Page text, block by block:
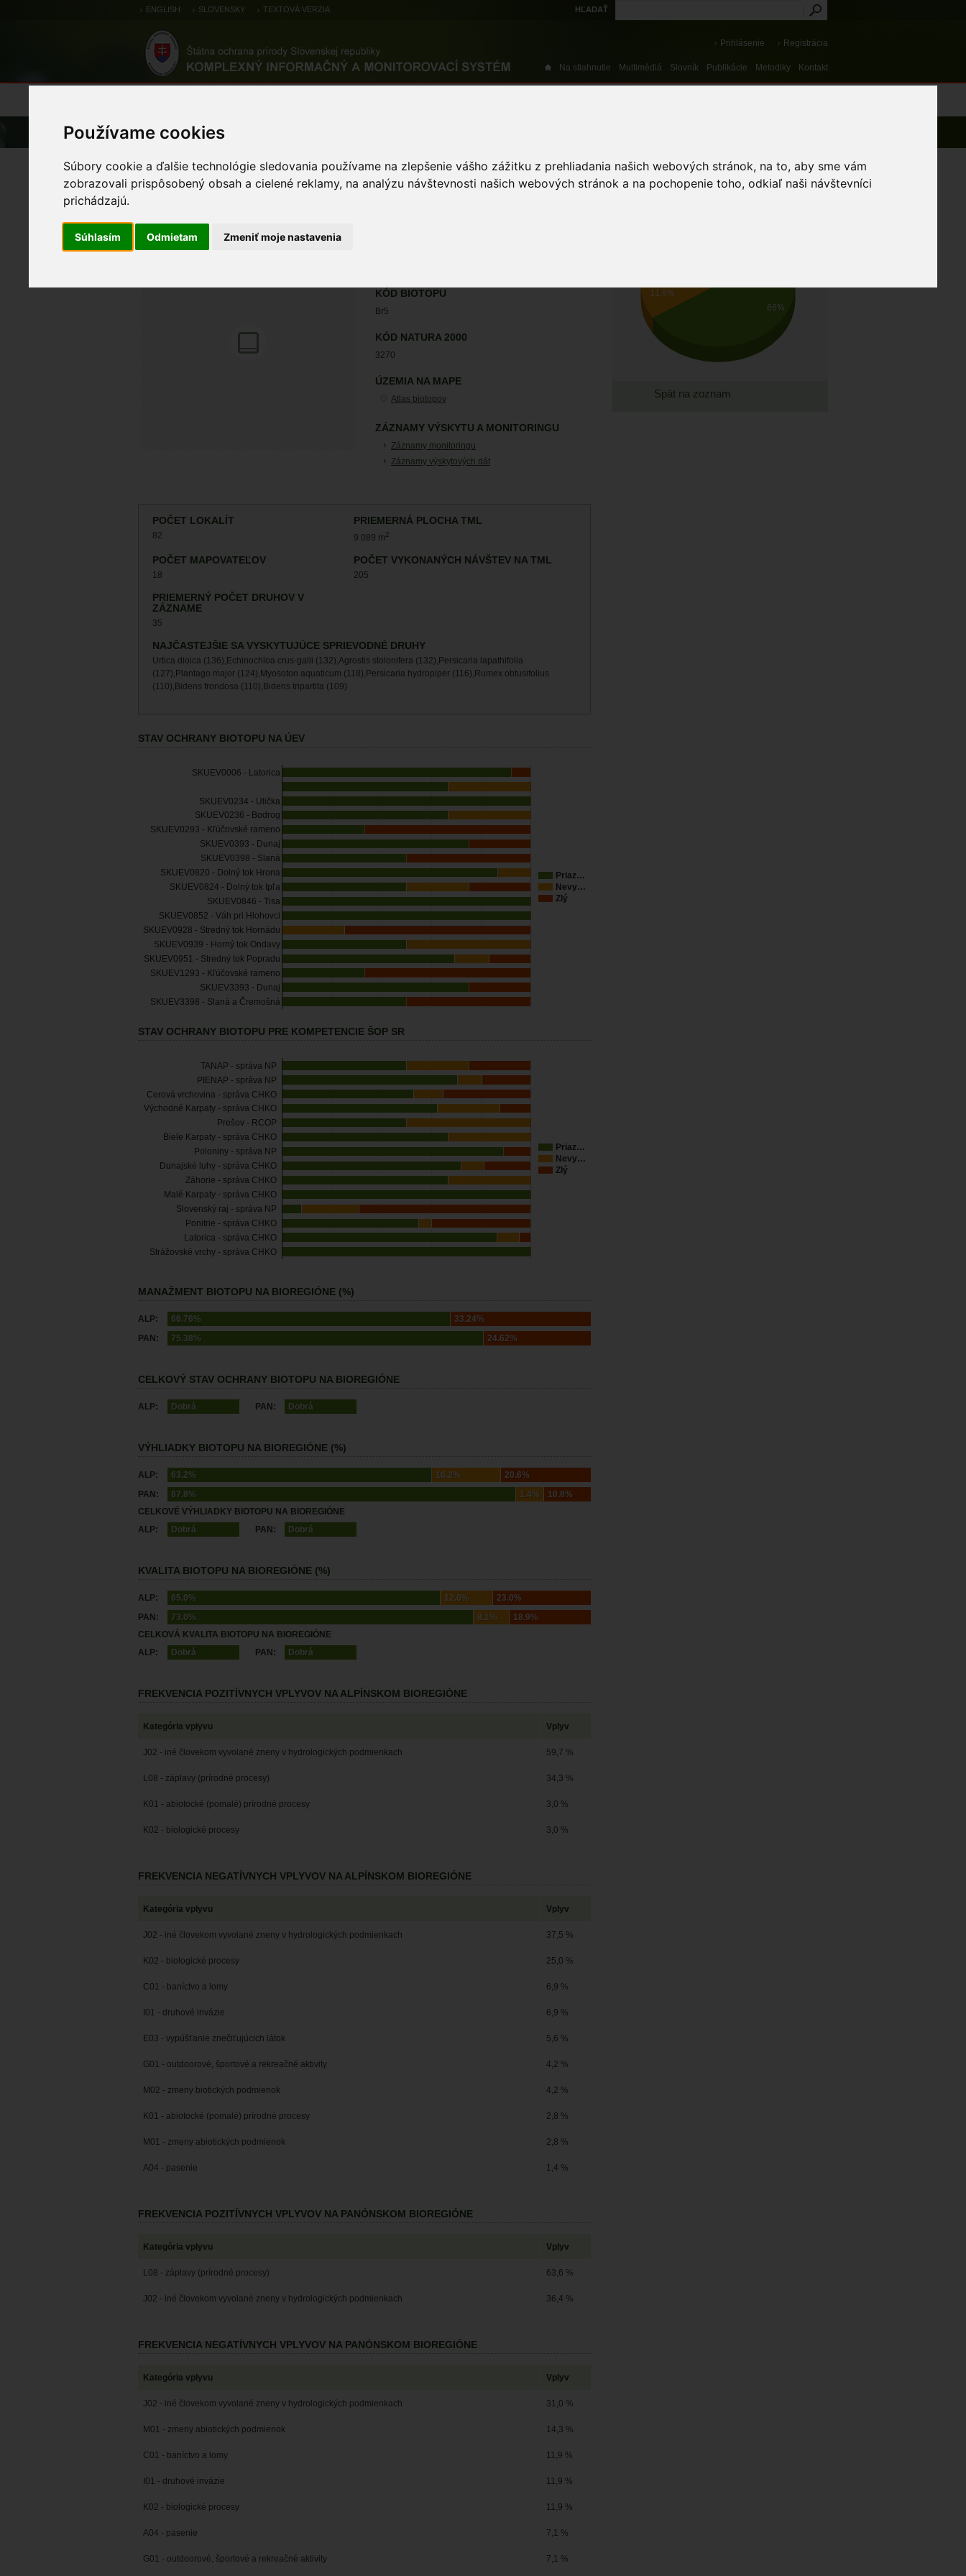
Používame cookies
Súbory cookie a ďalšie technológie sledovania používame na zlepšenie vášho zážitku z prehliadania našich webových stránok, na to, aby sme vám
zobrazovali prispôsobený obsah a cielené reklamy, na analýzu návštevnosti našich webových stránok a na pochopenie toho, odkiaľ naši návštevníci
prichádzajú.
Súhlasím Odmietam Zmeniť moje nastavenia
ENGLISH SLOVENSKY TEXTOVÁ VERZIA HĽADAŤ
Prihlásenie Registrácia
Na stiahnutie Multimédiá Slovník Publikácie Metodiky Kontakt
Úvod Atlas
Rieky s bahnitými až piesocnatými brehmi s
vegetáciou zväzov Chenopodion rubri p.p.
KÓD BIOTOPU
Br5
KÓD NATURA 2000
3270
ÚZEMIA NA MAPE
Atlas biotopov
ZÁZNAMY VÝSKYTU A MONITORINGU
Záznamy monitoringu
Záznamy výskytových dát
POČET LOKALÍT
82
PRIEMERNÁ PLOCHA TML
9 089 m2
POČET MAPOVATEĽOV
18
POČET VYKONANÝCH NÁVŠTEV NA TML
205
PRIEMERNÝ POČET DRUHOV V
ZÁZNAME
35
NAJČASTEJŠIE SA VYSKYTUJÚCE SPRIEVODNÉ DRUHY
Urtica dioica (136),Echinochloa crus-galli (132),Agrostis stolonifera (132),Persicaria lapathifolia
(127),Plantago major (124),Myosoton aquaticum (118),Persicaria hydropiper (116),Rumex obtusifolius
(110),Bidens frondosa (110),Bidens tripartita (109)
STAV OCHRANY BIOTOPU NA ÚEV
Priaz…
Nevy…
Zlý
SKUEV0006 - Latorica
SKUEV0234 - Ulička
SKUEV0236 - Bodrog
SKUEV0293 - Kľúčovské rameno
SKUEV0393 - Dunaj
SKUEV0398 - Slaná
SKUEV0820 - Dolný tok Hrona
SKUEV0824 - Dolný tok Ipľa
SKUEV0846 - Tisa
SKUEV0852 - Váh pri Hlohovci
SKUEV0928 - Stredný tok Hornádu
SKUEV0939 - Horný tok Ondavy
SKUEV0951 - Stredný tok Popradu
SKUEV1293 - Kľúčovské rameno
SKUEV3393 - Dunaj
SKUEV3398 - Slaná a Čremošná
STAV OCHRANY BIOTOPU PRE KOMPETENCIE ŠOP SR
Priaz…
Nevy…
Zlý
TANAP - správa NP
PIENAP - správa NP
Cerová vrchovina - správa CHKO
Východné Karpaty - správa CHKO
Prešov - RCOP
Biele Karpaty - správa CHKO
Poloniny - správa NP
Dunajské luhy - správa CHKO
Záhorie - správa CHKO
Malé Karpaty - správa CHKO
Slovenský raj - správa NP
Ponitrie - správa CHKO
Latorica - správa CHKO
Strážovské vrchy - správa CHKO
MANAŽMENT BIOTOPU NA BIOREGIÓNE (%)
ALP: 66.76%
33.24%
PAN:
75.38% 24.62%
CELKOVÝ STAV OCHRANY BIOTOPU NA BIOREGIÓNE
ALP: Dobrá PAN: Dobrá
VÝHLIADKY BIOTOPU NA BIOREGIÓNE (%)
ALP: 63.2% 16.2%
20.6%
PAN:
87.8% 1.4%
10.8%
CELKOVÉ VÝHLIADKY BIOTOPU NA BIOREGIÓNE
ALP:
Dobrá PAN: Dobrá
KVALITA BIOTOPU NA BIOREGIÓNE (%)
ALP: 65.0% 12.0%
23.0%
PAN:
73.0% 8.1%
18.9%
CELKOVÁ KVALITA BIOTOPU NA BIOREGIÓNE
ALP:
Dobrá PAN: Dobrá
FREKVENCIA POZITÍVNYCH VPLYVOV NA ALPÍNSKOM BIOREGIÓNE
Kategória vplyvu Vplyv
J02 - iné človekom vyvolané zneny v hydrologických podmienkach 59,7 %
L08 - záplavy (prírodné procesy) 34,3 %
K01 - abiotocké (pomalé) prírodné procesy 3,0 %
K02 - biologické procesy 3,0 %
FREKVENCIA NEGATÍVNYCH VPLYVOV NA ALPÍNSKOM BIOREGIÓNE
Kategória vplyvu Vplyv
J02 - iné človekom vyvolané zneny v hydrologických podmienkach 37,5 %
K02 - biologické procesy 25,0 %
C01 - baníctvo a lomy 6,9 %
I01 - druhové invázie 6,9 %
E03 - vypúšťanie znečiťujúcich látok 5,6 %
G01 - outdoorové, športové a rekreačné aktivity 4,2 %
M02 - zmeny biotických podmienok 4,2 %
K01 - abiotocké (pomalé) prírodné procesy 2,8 %
M01 - zmeny abiotických podmienok 2,8 %
A04 - pasenie 1,4 %
FREKVENCIA POZITÍVNYCH VPLYVOV NA PANÓNSKOM BIOREGIÓNE
Kategória vplyvu Vplyv
L08 - záplavy (prírodné procesy) 63,6 %
J02 - iné človekom vyvolané zneny v hydrologických podmienkach 36,4 %
FREKVENCIA NEGATÍVNYCH VPLYVOV NA PANÓNSKOM BIOREGIÓNE
Kategória vplyvu Vplyv
J02 - iné človekom vyvolané zneny v hydrologických podmienkach 31,0 %
M01 - zmeny abiotických podmienok 14,3 %
C01 - baníctvo a lomy 11,9 %
I01 - druhové invázie 11,9 %
K02 - biologické procesy 11,9 %
A04 - pasenie 7,1 %
G01 - outdoorové, športové a rekreačné aktivity 7,1 %
STAV OCHRANY BIOTOPU
11.9%
66%
Spät na zoznam